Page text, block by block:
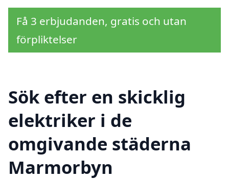
Få 3 erbjudanden, gratis och utan
förpliktelser
Sök efter en skicklig
elektriker i de
omgivande städerna
Marmorbyn